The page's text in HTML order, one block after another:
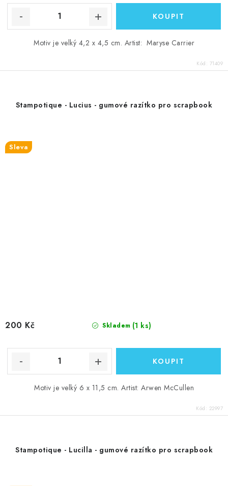
Motiv je velký 4,2 x 4,5 cm. Artist: Maryse Carrier
Kód: 71409
Stampotique - Lucius - gumové razítko pro scrapbook
Sleva
Skladem (1 ks)
200 Kč
Motiv je velký 6 x 11,5 cm. Artist: Arwen McCullen
Kód: 22997
Stampotique - Lucilla - gumové razítko pro scrapbook